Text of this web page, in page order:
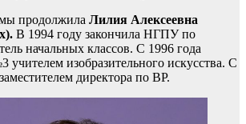
продолжила Лилия Алексеевна
В 1994 году закончила НГПУ по
начальных классов. С 1996 года
учителем изобразительного искусства. С
директора по ВР.